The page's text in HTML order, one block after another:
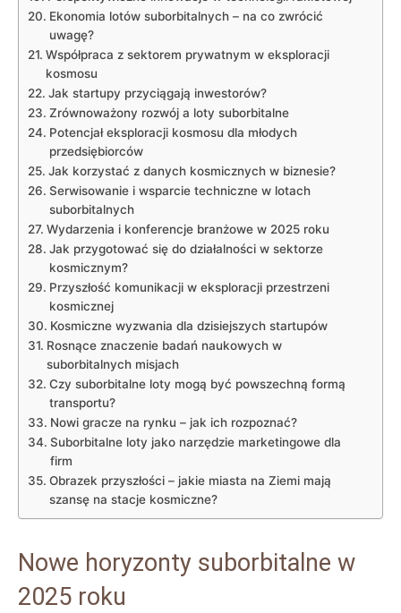
Ekonomia lotów suborbitalnych⁣ – na co zwrócić
uwagę?
Współpraca z sektorem prywatnym w eksploracji‍
kosmosu
Jak startupy ​przyciągają ⁢inwestorów?
Zrównoważony rozwój a loty ‌suborbitalne
Potencjał ​eksploracji kosmosu⁢ dla⁢ młodych
przedsiębiorców
Jak korzystać z ⁣danych kosmicznych ⁤w biznesie?
Serwisowanie i wsparcie techniczne w lotach
suborbitalnych
Wydarzenia ‍i konferencje branżowe‍ w 2025⁤ roku
Jak przygotować się do działalności w sektorze
kosmicznym?
Przyszłość komunikacji w eksploracji⁤ przestrzeni
⁢kosmicznej
Kosmiczne wyzwania dla dzisiejszych‍ startupów
Rosnące⁢ znaczenie‌ badań‍ naukowych w
‌suborbitalnych misjach
Czy suborbitalne loty mogą być powszechną formą
transportu?
Nowi ⁤gracze na rynku⁢ – jak⁢ ich rozpoznać?
Suborbitalne​ loty ​jako‌ narzędzie marketingowe dla
firm
Obrazek ‌przyszłości – jakie miasta na Ziemi mają ​
szansę na stacje ⁣kosmiczne?
Nowe horyzonty suborbitalne⁤ w
2025 roku